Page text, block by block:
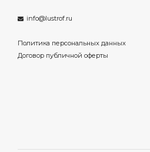
info@lustrof.ru
Политика персональных данных
Договор публичной оферты